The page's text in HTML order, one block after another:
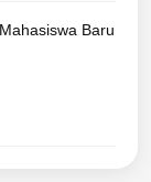
Baru